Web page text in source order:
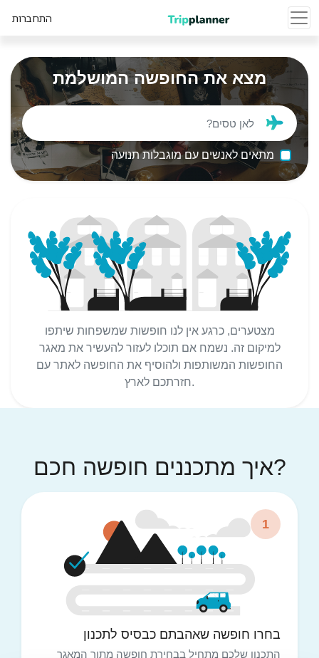
התחברות
מצא את החופשה המושלמת
מתאים לאנשים עם מוגבלות תנועה
מצטערים, כרגע אין לנו חופשות שמשפחות שיתפו
למיקום זה. נשמח אם תוכלו לעזור להעשיר את מאגר
החופשות המשותפות ולהוסיף את החופשה לאתר עם
חזרתכם לארץ.
איך מתכננים חופשה חכם?
1
בחרו חופשה שאהבתם כבסיס לתכנון
התכנון שלכם מתחיל בבחירת חופשה מתוך המאגר